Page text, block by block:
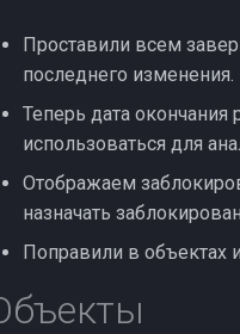
Проставили всем
последнего изменения.
Теперь дата
использоваться для
Отображаем
назначать
Поправили в объектах